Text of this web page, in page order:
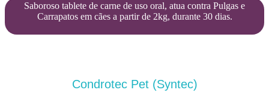
Saboroso tablete de carne de uso oral, atua contra Pulgas e
Carrapatos em cães a partir de 2kg, durante 30 dias.
Condrotec Pet (Syntec)